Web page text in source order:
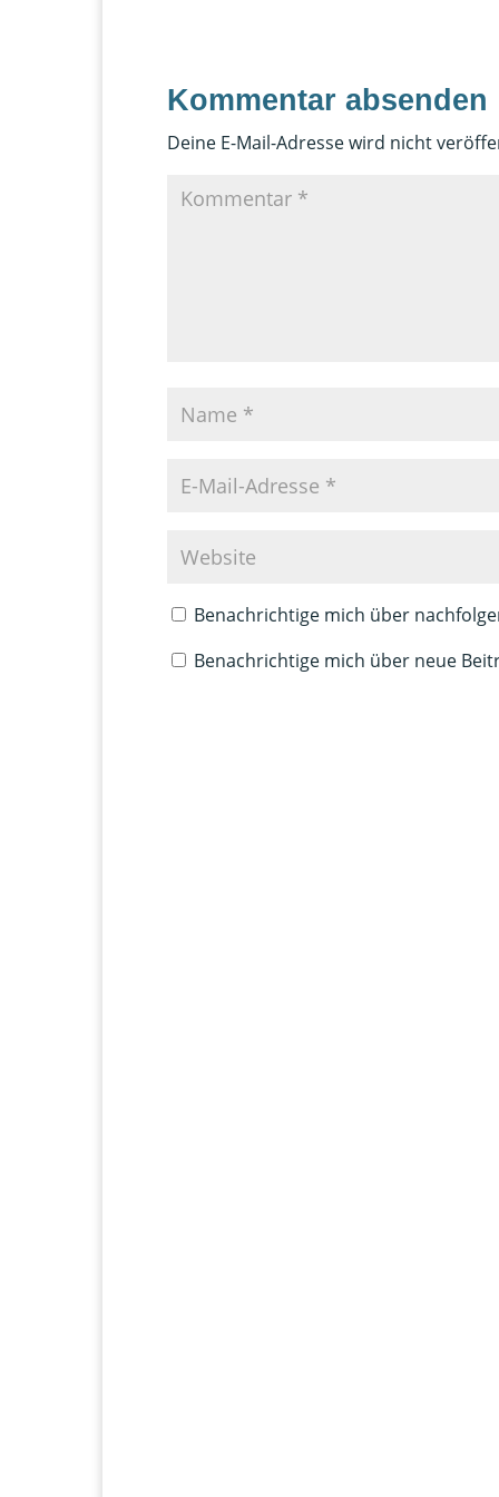
Kommentar absenden
Deine E-Mail-Adresse wird nicht
Benachrichtige mich über
Benachrichtige mich über neue